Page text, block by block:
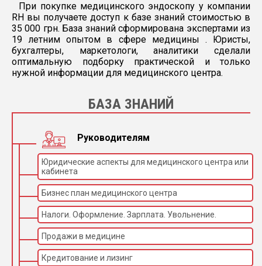
При покупке медицинского эндоскопу у компании
RH вы получаете доступ к базе знаний стоимостью в
35 000 грн. База знаний сформирована экспертами из
19 летним опытом в сфере медицины . Юристы,
бухгалтеры, маркетологи, аналитики сделали
оптимальную подборку практической и только
нужной информации для медицинского центра.
БАЗА ЗНАНИЙ
Руководителям
Юридические аспекты для медицинского центра или
кабинета
Бизнес план медицинского центра
Налоги. Оформление. Зарплата. Увольнение.
Продажи в медицине
Кредитование и лизинг